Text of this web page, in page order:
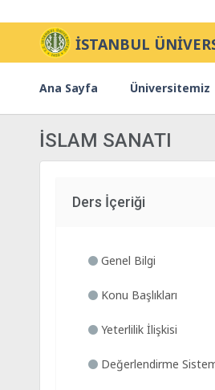
İSTANBUL
Ana Sayfa Üniversitemiz
İSLAM SANATI
Ders İçeriği
Genel Bilgi
Konu Başlıkları
Yeterlilik İlişkisi
Değerlendirme